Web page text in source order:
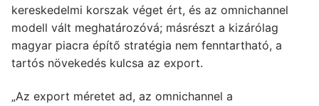
kereskedelmi korszak véget ért, és az omnichannel
modell vált meghatározóvá; másrészt a kizárólag
magyar piacra építő stratégia nem fenntartható, a
tartós növekedés kulcsa az export.
„Az export méretet ad, az omnichannel a